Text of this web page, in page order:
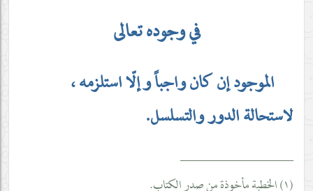
في وجوده تعالى
الموجود إن كان واجباً وإلّا استلزمه ،
لاستحالة الدور والتسلسل.
__________________